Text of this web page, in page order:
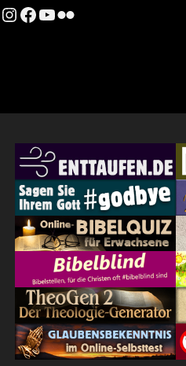
Instagram
Facebook
YouTube
Flickr